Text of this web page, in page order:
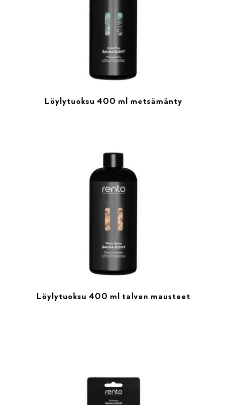
Löylytuoksu 400 ml metsämänty
Löylytuoksu 400 ml talven mausteet